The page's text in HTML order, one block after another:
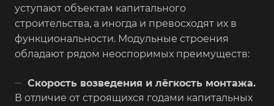
уступают объектам капитального
строительства, а иногда и превосходят их в
функциональности. Модульные строения
обладают рядом неоспоримых преимуществ:
Скорость возведения и лёгкость монтажа.
В отличие от строящихся годами капитальных